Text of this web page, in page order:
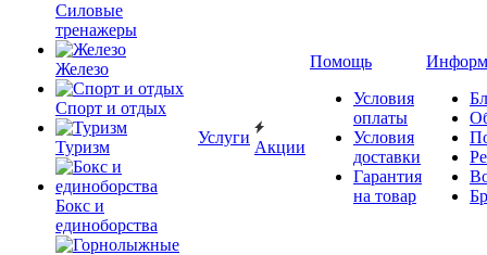
Силовые
тренажеры
Железо
Спорт и отдых
Туризм
Бокс и
единоборства
Услуги
Акции
Помощь
Условия
оплаты
Условия
доставки
Гарантия
на товар